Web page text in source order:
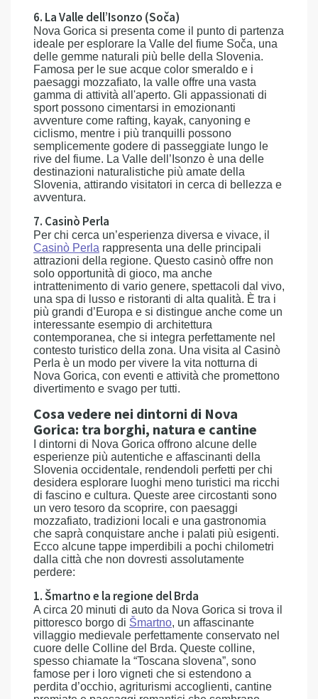
6. La Valle dell’Isonzo (Soča)
Nova Gorica si presenta come il punto di partenza
ideale per esplorare la Valle del fiume Soča, una
delle gemme naturali più belle della Slovenia.
Famosa per le sue acque color smeraldo e i
paesaggi mozzafiato, la valle offre una vasta
gamma di attività all'aperto. Gli appassionati di
sport possono cimentarsi in emozionanti
avventure come rafting, kayak, canyoning e
ciclismo, mentre i più tranquilli possono
semplicemente godere di passeggiate lungo le
rive del fiume. La Valle dell’Isonzo è una delle
destinazioni naturalistiche più amate della
Slovenia, attirando visitatori in cerca di bellezza e
avventura.
7. Casinò Perla
Per chi cerca un’esperienza diversa e vivace, il
Casinò Perla rappresenta una delle principali
attrazioni della regione. Questo casinò offre non
solo opportunità di gioco, ma anche
intrattenimento di vario genere, spettacoli dal vivo,
una spa di lusso e ristoranti di alta qualità. È tra i
più grandi d’Europa e si distingue anche come un
interessante esempio di architettura
contemporanea, che si integra perfettamente nel
contesto turistico della zona. Una visita al Casinò
Perla è un modo per vivere la vita notturna di
Nova Gorica, con eventi e attività che promettono
divertimento e svago per tutti.
Cosa vedere nei dintorni di Nova
Gorica: tra borghi, natura e cantine
I dintorni di Nova Gorica offrono alcune delle
esperienze più autentiche e affascinanti della
Slovenia occidentale, rendendoli perfetti per chi
desidera esplorare luoghi meno turistici ma ricchi
di fascino e cultura. Queste aree circostanti sono
un vero tesoro da scoprire, con paesaggi
mozzafiato, tradizioni locali e una gastronomia
che saprà conquistare anche i palati più esigenti.
Ecco alcune tappe imperdibili a pochi chilometri
dalla città che non dovresti assolutamente
perdere:
1. Šmartno e la regione del Brda
A circa 20 minuti di auto da Nova Gorica si trova il
pittoresco borgo di Šmartno, un affascinante
villaggio medievale perfettamente conservato nel
cuore delle Colline del Brda. Queste colline,
spesso chiamate la “Toscana slovena”, sono
famose per i loro vigneti che si estendono a
perdita d’occhio, agriturismi accoglienti, cantine